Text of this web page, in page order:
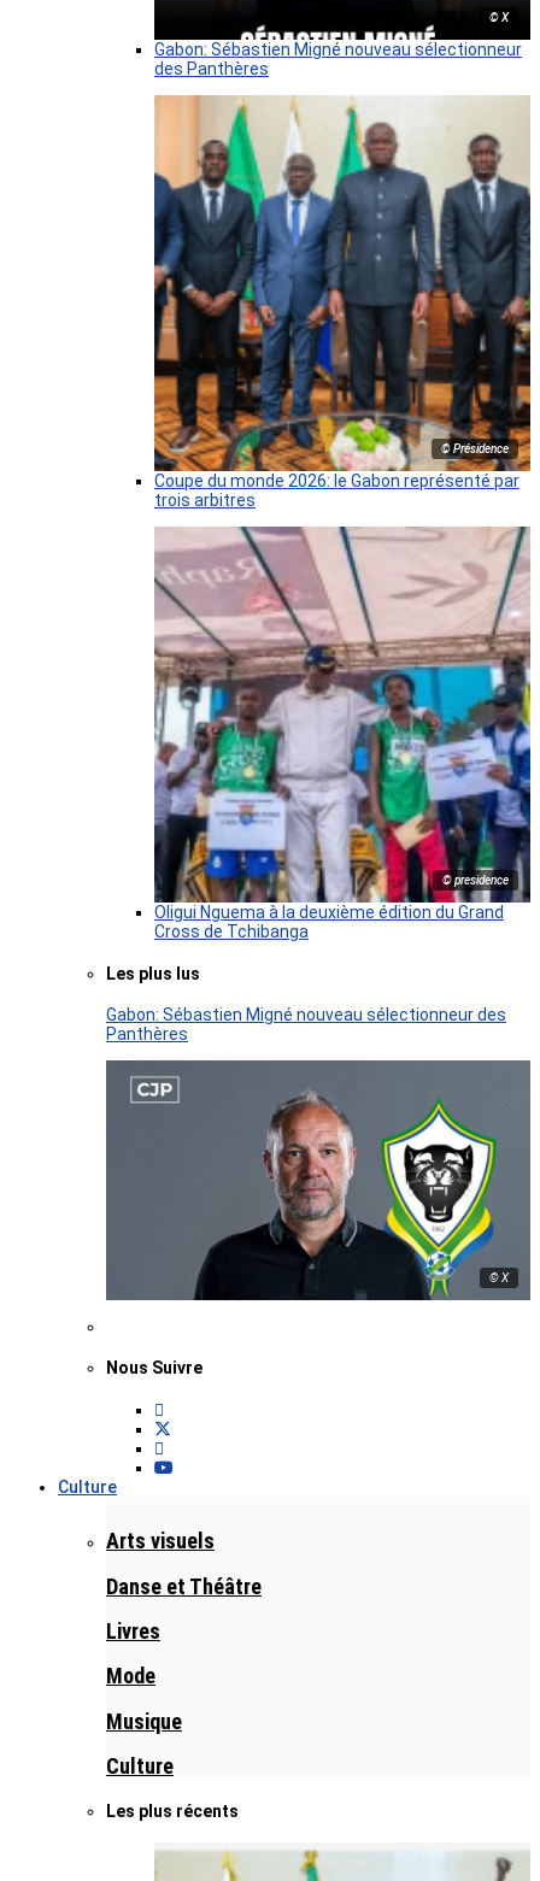
© X
Gabon: Sébastien Migné nouveau sélectionneur
des Panthères
© Présidence
Coupe du monde 2026: le Gabon représenté par
trois arbitres
© presidence
Oligui Nguema à la deuxième édition du Grand
Cross de Tchibanga
Les plus lus
Gabon: Sébastien Migné nouveau sélectionneur des
Panthères
© X
Nous Suivre
Culture
Arts visuels
Danse et Théâtre
Livres
Mode
Musique
Culture
Les plus récents